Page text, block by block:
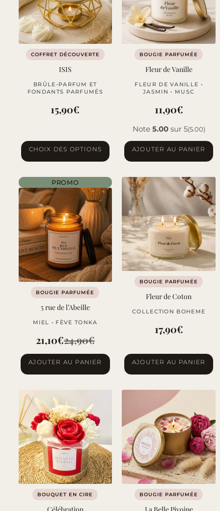
COFFRET DÉCOUVERTE
ISIS
BRÛLE-PARFUM ET
FONDANTS PARFUMÉS
15,90€
CHOIX DES OPTIONS
Ce
plusieurs
variations.
Les
options
peuvent
être
choisies
sur
la
page
du
produit
BOUGIE PARFUMÉE
Fleur de Vanille
FLEUR DE VANILLE •
JASMIN • MUSC
11,90€
Note 5.00sur 5(5.00)
AJOUTER AU PANIER
PROMO
BOUGIE PARFUMÉE
5 rue de l’Abeille
MIEL • FÈVE TONKA
24,90€
Le
prix
était :
24,90€.
21,10€
Le
prix
est :
21,10€.
AJOUTER AU PANIER
BOUGIE PARFUMÉE
Fleur de Coton
COLLECTION BOHEME
17,90€
AJOUTER AU PANIER
BOUQUET EN CIRE
Célébration
BOUGIE PARFUMÉE
La Belle Pivoine